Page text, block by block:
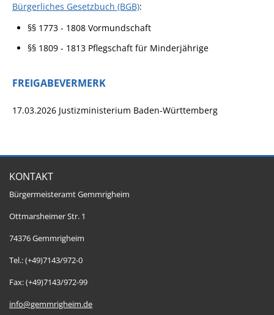
Bürgerliches Gesetzbuch (BGB):
§§ 1773 - 1808 Vormundschaft
§§ 1809 - 1813 Pflegschaft für Minderjährige
FREIGABEVERMERK
17.03.2026 Justizministerium Baden-Württemberg
KONTAKT
Bürgermeisteramt Gemmrigheim
Ottmarsheimer Str. 1
74376 Gemmrigheim
Tel.: (+49)7143/972-0
Fax: (+49)7143/972-99
info@gemmrigheim.de